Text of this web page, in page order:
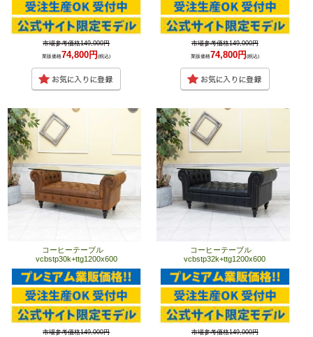
市場参考価格149,000円
業販価格74,800円(税込)
市場参考価格149,000円
業販価格74,800円 (税込)
コーヒーテーブル
vcbstp30k+ttg1200x600
市場参考価格149,000円
コーヒーテーブル
vcbstp32k+ttg1200x600
市場参考価格149,000円